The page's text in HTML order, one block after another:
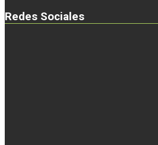
Redes Sociales